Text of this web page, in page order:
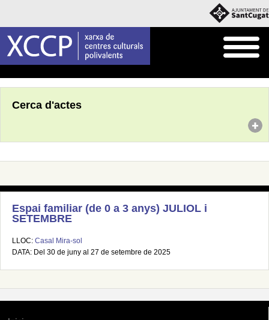
Cerca d'actes
Espai familiar (de 0 a 3 anys) JULIOL i
SETEMBRE
LLOC: Casal Mira-sol
DATA: Del 30 de juny al 27 de setembre de 2025